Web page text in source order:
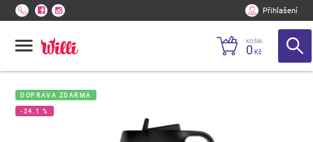
Přihlašení
KOŠÍK:
0 Kč
DOPRAVA ZDARMA
-24.1 %